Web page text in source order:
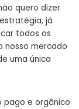
quero dizer
já
todos os
nosso mercado
uma única
pago e orgânico